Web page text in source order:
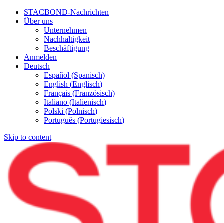
STACBOND-Nachrichten
Über uns
Unternehmen
Nachhaltigkeit
Beschäftigung
Anmelden
Deutsch
Español (Spanisch)
English (Englisch)
Français (Französisch)
Italiano (Italienisch)
Polski (Polnisch)
Português (Portugiesisch)
Skip to content